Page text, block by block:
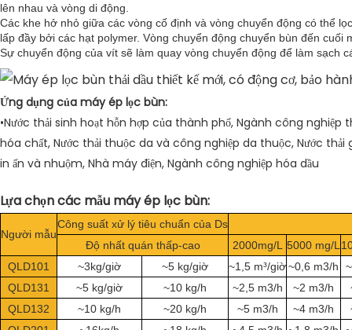
lên nhau và vòng di động.
Các khe hở nhỏ giữa các vòng cố định và vòng chuyển động có thể
lấp đầy bởi các hạt polymer. Vòng chuyển động chuyển bùn đến cuối
Sự chuyển động của vít sẽ làm quay vòng chuyển động để làm sạch
Ứng dụng của máy ép lọc bùn:
•Nước thải sinh hoạt hỗn hợp của thành phố, Ngành công
hóa chất, Nước thải thuộc da và công nghiệp da thuộc, Nước thải
in ấn và nhuộm, Nhà máy điện, Ngành công nghiệp hóa dầu
Lựa chọn các mẫu máy ép lọc bùn:
Người mẫu
Công suất xử lý tiêu chuẩn của Ds
Độ nhất quán thấp-cao
2000mg/L 5000 mg/L
QLD101
~3kg/giờ ~5 kg/giờ ~1,5 m³/giờ~0,6 m3/h
QLD131
~5 kg/giờ ~10 kg/h ~2,5 m3/h ~2 m3/h
QLD132
~10 kg/h ~20 kg/h ~5 m3/h ~4 m3/h